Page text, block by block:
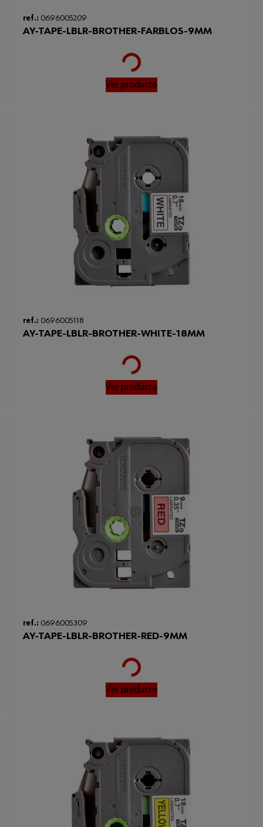
ref.: 0696005209
AY-TAPE-LBLR-BROTHER-FARBLOS-9MM
Loading...
Ver producto
ref.: 0696005118
AY-TAPE-LBLR-BROTHER-WHITE-18MM
Loading...
Ver producto
ref.: 0696005309
AY-TAPE-LBLR-BROTHER-RED-9MM
Loading...
Ver producto